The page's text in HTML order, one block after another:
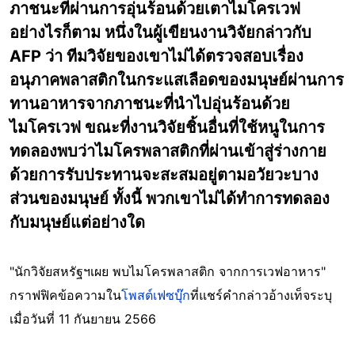
ภาชนะที่ผ่านการอุ่นร้อนด้วยเตาไมโครเวฟ
อย่างไรก็ตาม หนึ่งในผู้เขียนงานวิจัยกล่าวกับ
AFP ว่า ทีมวิจัยของเขาไม่ได้ตรวจสอบเรื่อง
อนุภาคพลาสติกในกระแสเลือดของมนุษย์ผ่านการ
ทานอาหารจากภาชนะที่นำไปอุ่นร้อนด้วย
ไมโครเวฟ ขณะที่งานวิจัยชิ้นอื่นที่ใช้หนูในการ
ทดลองพบว่าไมโครพลาสติกที่ผ่านเข้าสู่ร่างกาย
ด้วยการรับประทานจะสะสมอยู่ตามอวัยวะบาง
ส่วนของมนุษย์ ทั้งนี้ พวกเขาไม่ได้ทำการทดลอง
กับมนุษย์แต่อย่างใด
"นักวิจัยสหรัฐฯเผย พบไมโครพลาสติก จากการเวฟอาหาร"
กราฟฟิคข้อความในโพสต์เฟซบุ๊กที่แชร์คำกล่าวอ้างเท็จระบุ
เมื่อวันที่ 11 กันยายน 2566